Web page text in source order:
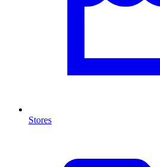
Stores